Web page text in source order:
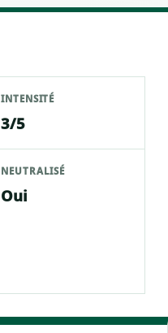
INTENSITÉ
3/5
NEUTRALISÉ
Oui